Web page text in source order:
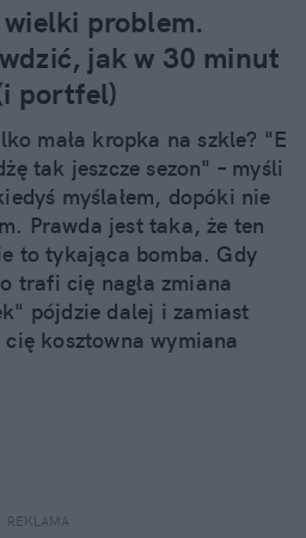
problem.
jak w 30 minut
portfel)
mała kropka na szkle? "E
tak jeszcze sezon" – myśli
myślałem, dopóki nie
Prawda jest taka, że ten
to tykająca bomba. Gdy
trafi cię nagła zmiana
pójdzie dalej i zamiast
kosztowna wymiana
jak profesjonaliści radzą
REKLAMA